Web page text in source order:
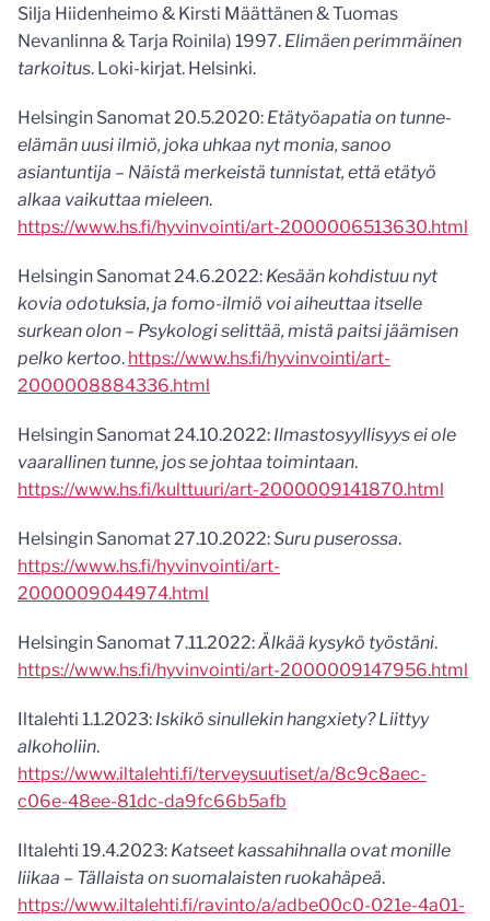
Silja Hiidenheimo & Kirsti Määttänen & Tuomas
Nevanlinna & Tarja Roinila) 1997. Elimäen perimmäinen
tarkoitus. Loki-kirjat. Helsinki.
Helsingin Sanomat 20.5.2020: Etätyöapatia on tunne-
elämän uusi ilmiö, joka uhkaa nyt monia, sanoo
asiantuntija – Näistä merkeistä tunnistat, että etätyö
alkaa vaikuttaa mieleen.
https://www.hs.fi/hyvinvointi/art-2000006513630.html
Helsingin Sanomat 24.6.2022: Kesään kohdistuu nyt
kovia odotuksia, ja fomo-ilmiö voi aiheuttaa itselle
surkean olon – Psykologi selittää, mistä paitsi jäämisen
pelko kertoo. https://www.hs.fi/hyvinvointi/art-
2000008884336.html
Helsingin Sanomat 24.10.2022: Ilmasto­syyllisyys ei ole
vaarallinen tunne, jos se johtaa toimintaan.
https://www.hs.fi/kulttuuri/art-2000009141870.html
Helsingin Sanomat 27.10.2022:Suru puserossa.
https://www.hs.fi/hyvinvointi/art-
2000009044974.html
Helsingin Sanomat 7.11.2022:Älkää kysykö työstäni.
https://www.hs.fi/hyvinvointi/art-2000009147956.html
Iltalehti 1.1.2023: Iskikö sinullekin hangxiety? Liittyy
alkoholiin.
https://www.iltalehti.fi/terveysuutiset/a/8c9c8aec-
c06e-48ee-81dc-da9fc66b5afb
Iltalehti 19.4.2023: Katseet kassahihnalla ovat monille
liikaa – Tällaista on suomalaisten ruokahäpeä.
https://www.iltalehti.fi/ravinto/a/adbe00c0-021e-4a01-